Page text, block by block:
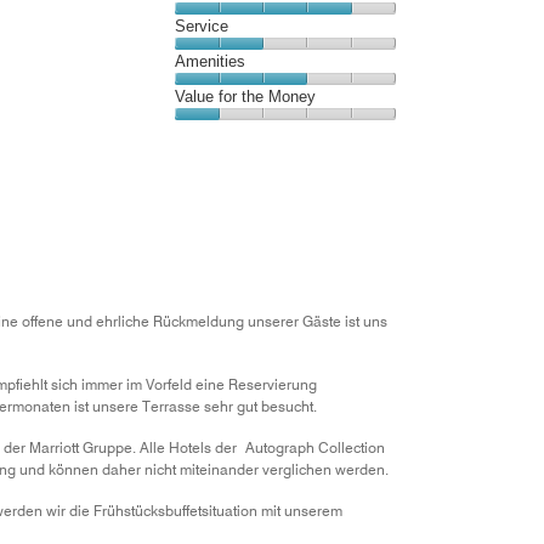
5
of
5
1
out
of
5
Location,
4
out
of
5
Service
Service,
2
out
Amenities
Amenities,
3
Value for the Money
offene und ehrliche Rückmeldung unserer Gäste ist uns
sich immer im Vorfeld eine Reservierung
ist unsere Terrasse sehr gut besucht.
Marriott Gruppe. Alle Hotels der Autograph Collection
und können daher nicht miteinander verglichen werden.
wir die Frühstücksbuffetsituation mit unserem